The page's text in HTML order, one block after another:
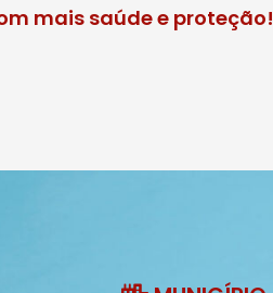
mais saúde e proteção!